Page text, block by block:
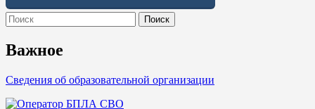
Search
for:
Важное
Сведения об образовательной организации